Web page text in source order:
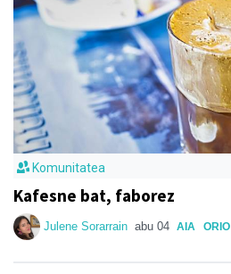
Komunitatea
Kafesne bat, faborez
Julene Sorarrain abu 04 AIA ORIO